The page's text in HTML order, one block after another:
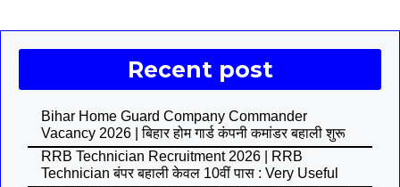
Recent post
Bihar Home Guard Company Commander
Vacancy 2026 | बिहार होम गार्ड कंपनी कमांडर बहाली शुरू
RRB Technician Recruitment 2026 | RRB
Technician बंपर बहाली केवल 10वीं पास : Very Useful